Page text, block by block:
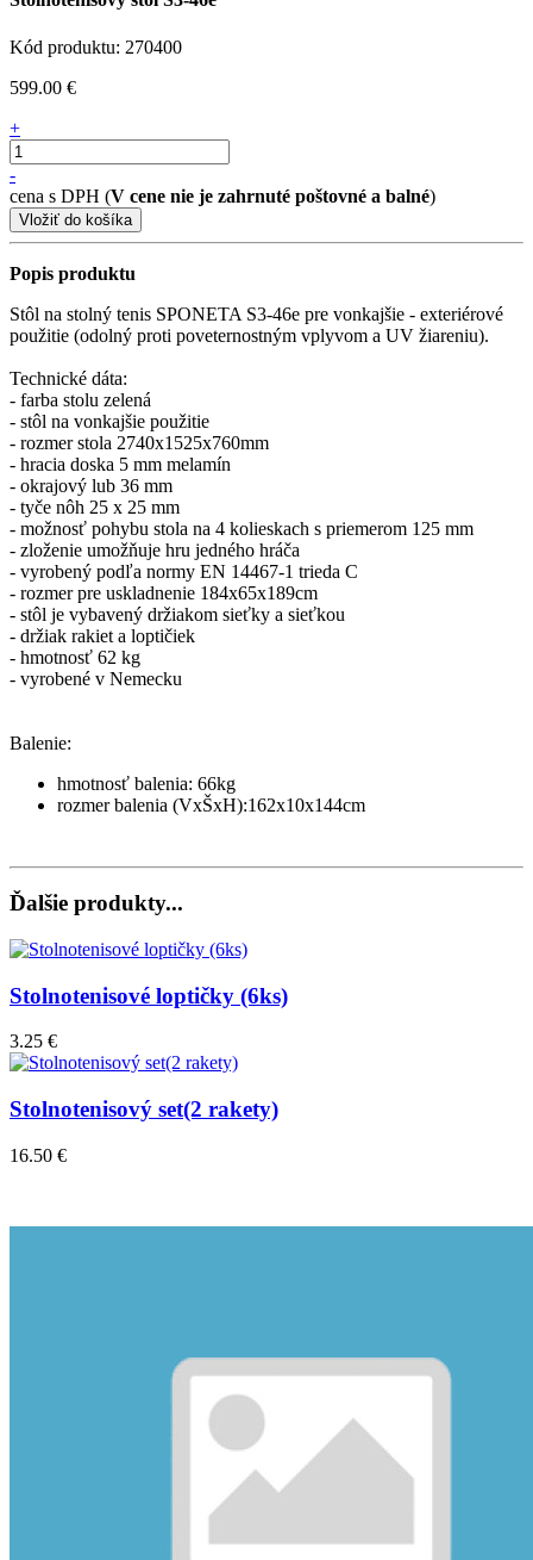
Kód produktu: 270400
599.00 €
+
-
cena s DPH (V cene nie je zahrnuté poštovné a balné)
Popis produktu
Stôl na stolný tenis SPONETA S3-46e pre vonkajšie - exteriérové
použitie (odolný proti poveternostným vplyvom a UV žiareniu).
Technické dáta:
- farba stolu zelená
- stôl na vonkajšie použitie
- rozmer stola 2740x1525x760mm
- hracia doska 5 mm melamín
- okrajový lub 36 mm
- tyče nôh 25 x 25 mm
- možnosť pohybu stola na 4 kolieskach s priemerom 125 mm
- zloženie umožňuje hru jedného hráča
- vyrobený podľa normy EN 14467-1 trieda C
- rozmer pre uskladnenie 184x65x189cm
- stôl je vybavený držiakom sieťky a sieťkou
- držiak rakiet a loptičiek
- hmotnosť 62 kg
- vyrobené v Nemecku
Balenie:
hmotnosť balenia: 66kg
rozmer balenia (VxŠxH):162x10x144cm
Ďalšie produkty...
Stolnotenisové loptičky (6ks)
3.25 €
Stolnotenisový set(2 rakety)
16.50 €